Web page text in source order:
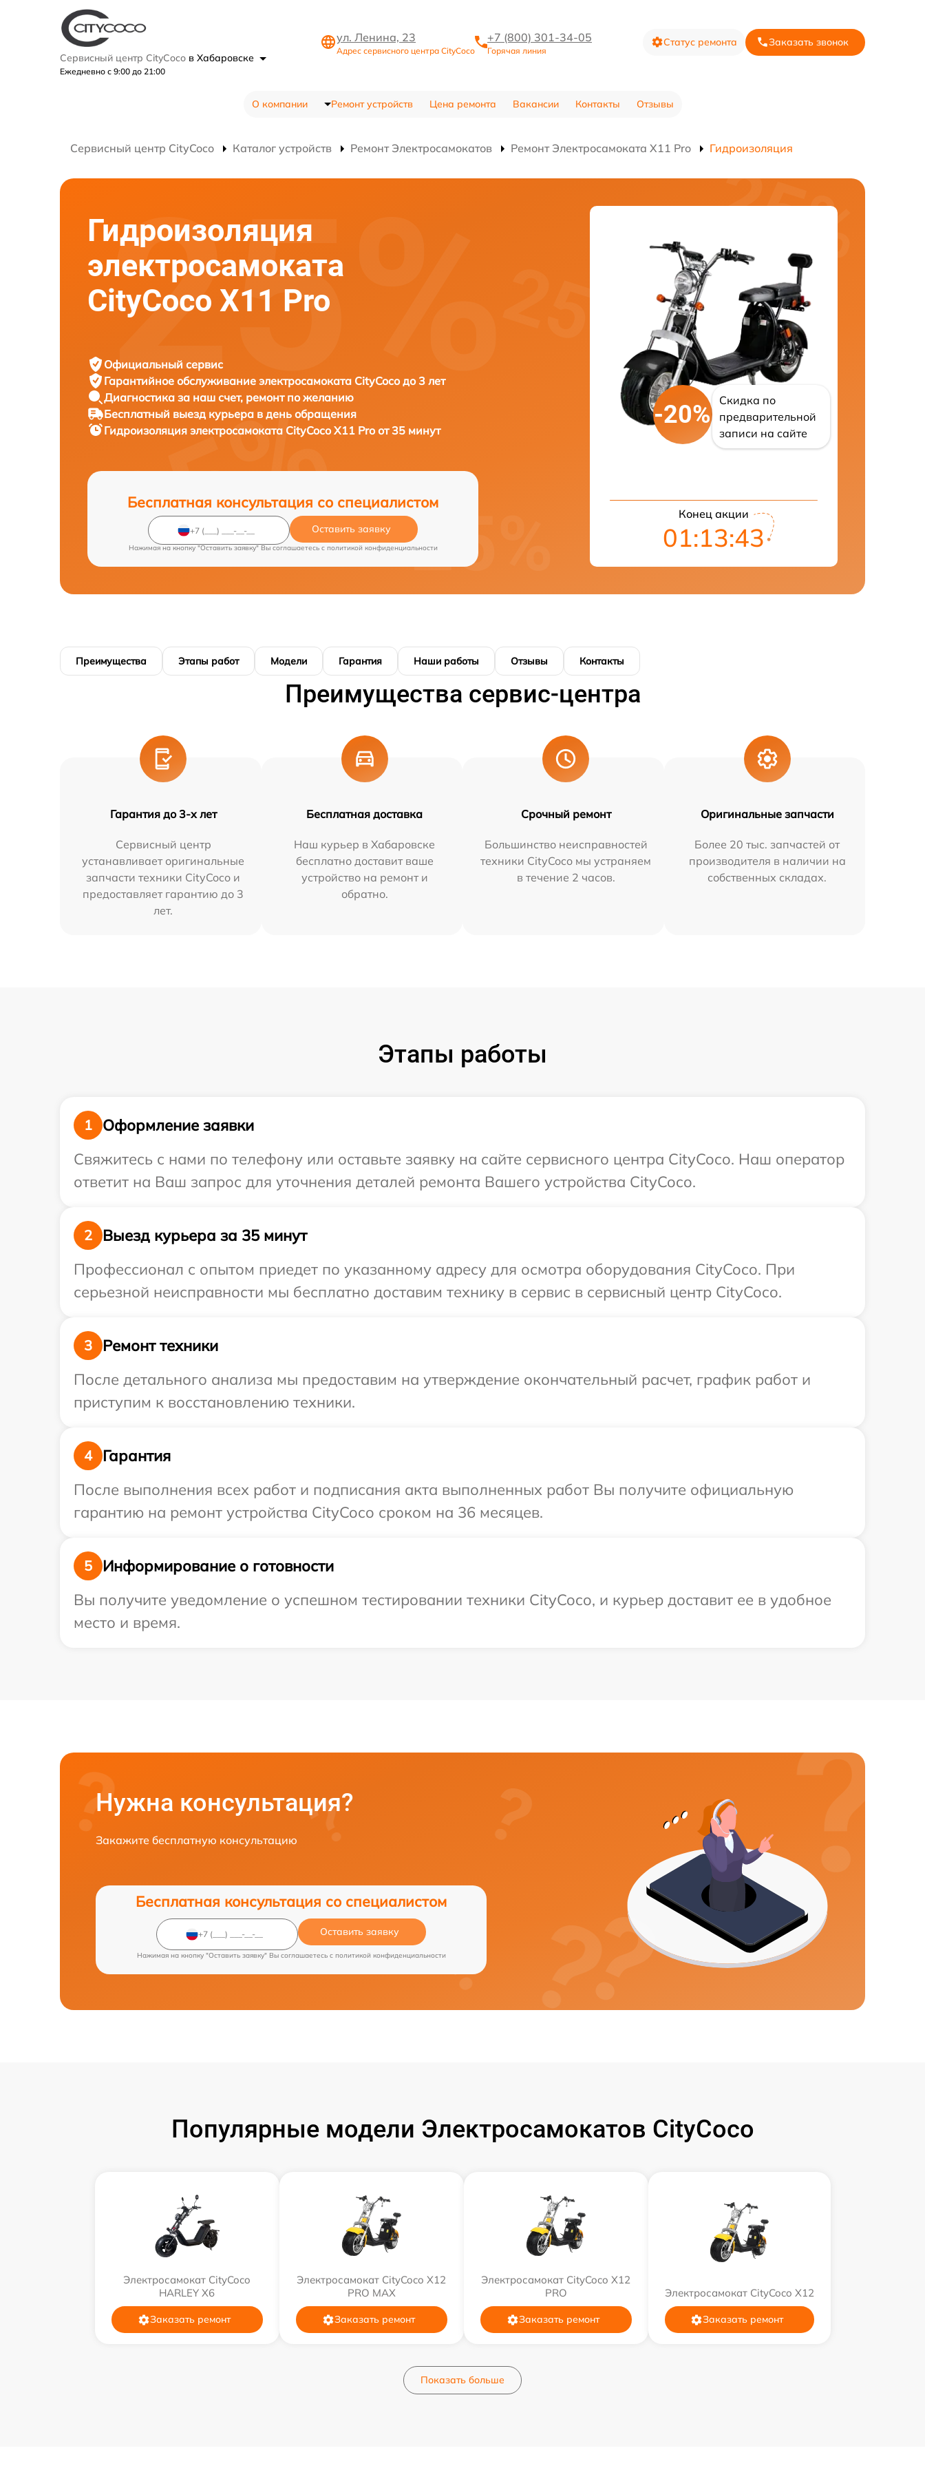
Сервисный центр CityCoco в Хабаровске
Ежедневно с 9:00 до 21:00
ул. Ленина, 23
Адрес сервисного центра CityCoco
+7 (800) 301-34-05
Горячая линия
Статус ремонта Заказать звонок
О компании Ремонт устройств Цена ремонта Вакансии Контакты Отзывы
Сервисный центр CityCoco Каталог устройств Ремонт Электросамокатов Ремонт Электросамоката X11 Pro Гидроизоляция
Гидроизоляция
электросамоката
CityCoco X11 Pro
Официальный сервис
Гарантийное обслуживание электросамоката CityCoco до 3 лет
Диагностика за наш счет, ремонт по желанию
Бесплатный выезд курьера в день обращения
Гидроизоляция электросамоката CityCoco X11 Pro от 35 минут
Бесплатная консультация со специалистом
Оставить заявку
Нажимая на кнопку "Оставить заявку" Вы соглашаетесь c политикой конфиденциальности
-20%
Скидка по
предварительной
записи на сайте
Конец акции
01:13:42
Преимущества Этапы работ Модели Гарантия Наши работы Отзывы Контакты
Преимущества сервис-центра
Гарантия до 3-х лет
Сервисный центр
устанавливает оригинальные
запчасти техники CityCoco и
предоставляет гарантию до 3
лет.
Бесплатная доставка
Наш курьер в Хабаровске
бесплатно доставит ваше
устройство на ремонт и
обратно.
Срочный ремонт
Большинство неисправностей
техники CityCoco мы устраняем
в течение 2 часов.
Оригинальные запчасти
Более 20 тыс. запчастей от
производителя в наличии на
собственных складах.
Этапы работы
1
Оформление заявки
Свяжитесь с нами по телефону или оставьте заявку на сайте сервисного центра CityCoco. Наш оператор
ответит на Ваш запрос для уточнения деталей ремонта Вашего устройства CityCoco.
2
Выезд курьера за 35 минут
Профессионал с опытом приедет по указанному адресу для осмотра оборудования CityCoco. При
серьезной неисправности мы бесплатно доставим технику в сервис в сервисный центр CityCoco.
3
Ремонт техники
После детального анализа мы предоставим на утверждение окончательный расчет, график работ и
приступим к восстановлению техники.
4
Гарантия
После выполнения всех работ и подписания акта выполненных работ Вы получите официальную
гарантию на ремонт устройства CityCoco сроком на 36 месяцев.
5
Информирование о готовности
Вы получите уведомление о успешном тестировании техники CityCoco, и курьер доставит ее в удобное
место и время.
Нужна консультация?
Закажите бесплатную консультацию
Бесплатная консультация со специалистом
Оставить заявку
Нажимая на кнопку "Оставить заявку" Вы соглашаетесь c политикой конфиденциальности
Популярные модели Электросамокатов CityCoco
Электросамокат CityCoco
HARLEY X6
Заказать ремонт
Электросамокат CityCoco X12
PRO MAX
Заказать ремонт
Электросамокат CityCoco X12
PRO
Заказать ремонт
Электросамокат CityCoco X12
Заказать ремонт
Показать больше